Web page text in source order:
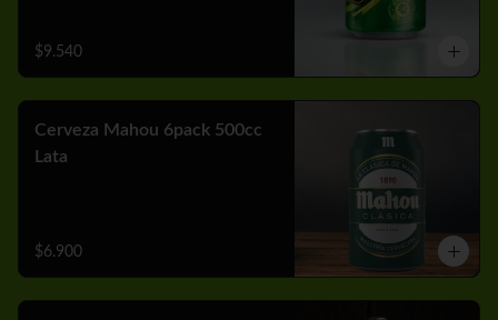
$9.540
Cerveza Mahou 6pack 500cc
Lata
$6.900